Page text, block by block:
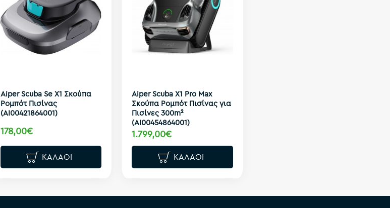
Aiper Scuba Se X1 Σκούπα
Ρομπότ Πισίνας
(AI00421864001)
178,00€
ΚΑΛΆΘΙ
Aiper Scuba X1 Pro Max
Σκούπα Ρομπότ Πισίνας για
Πισίνες 300m²
(AI00454864001)
1.799,00€
ΚΑΛΆΘΙ